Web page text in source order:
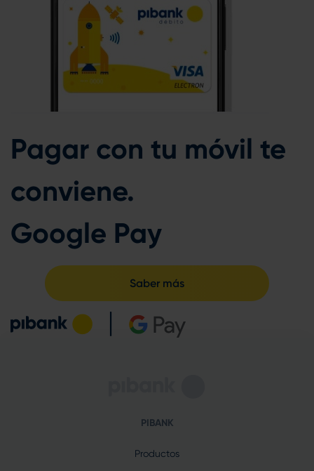
Pagar con tu móvil te
conviene.
Google Pay
Saber más
PIBANK
Productos